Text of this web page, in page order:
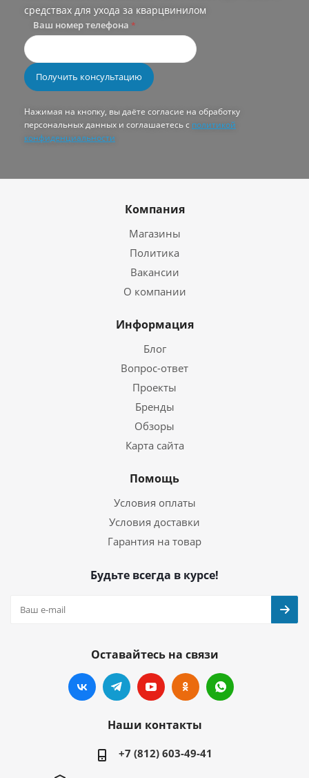
средствах для ухода за кварцвинилом
Ваш номер телефона *
Нажимая на кнопку, вы даёте согласие на обработку
персональных данных и соглашаетесь с политикой
конфиденциальности
Компания
Магазины
Политика
Вакансии
О компании
Информация
Блог
Вопрос-ответ
Проекты
Бренды
Обзоры
Карта сайта
Помощь
Условия оплаты
Условия доставки
Гарантия на товар
Будьте всегда в курсе!
Оставайтесь на связи
Наши контакты
+7 (812) 603-49-41